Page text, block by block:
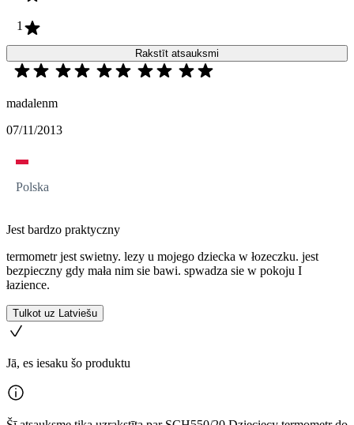
1
Rakstīt atsauksmi
madalenm
07/11/2013
Polska
Jest bardzo praktyczny
termometr jest swietny. lezy u mojego dziecka w łozeczku. jest
bezpieczny gdy mała nim sie bawi. spwadza sie w pokoju I
łazience.
Tulkot uz Latviešu
Jā, es iesaku šo produktu